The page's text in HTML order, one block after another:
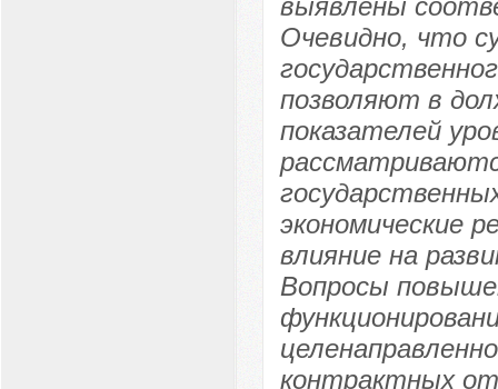
выявлены
Очевидно, что
позволяют в
показателей
экономические
влияние на
Вопросы
контрактных